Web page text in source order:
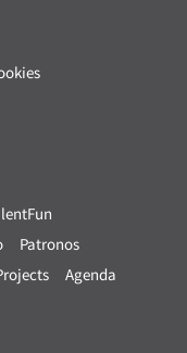
Patronos
Agenda